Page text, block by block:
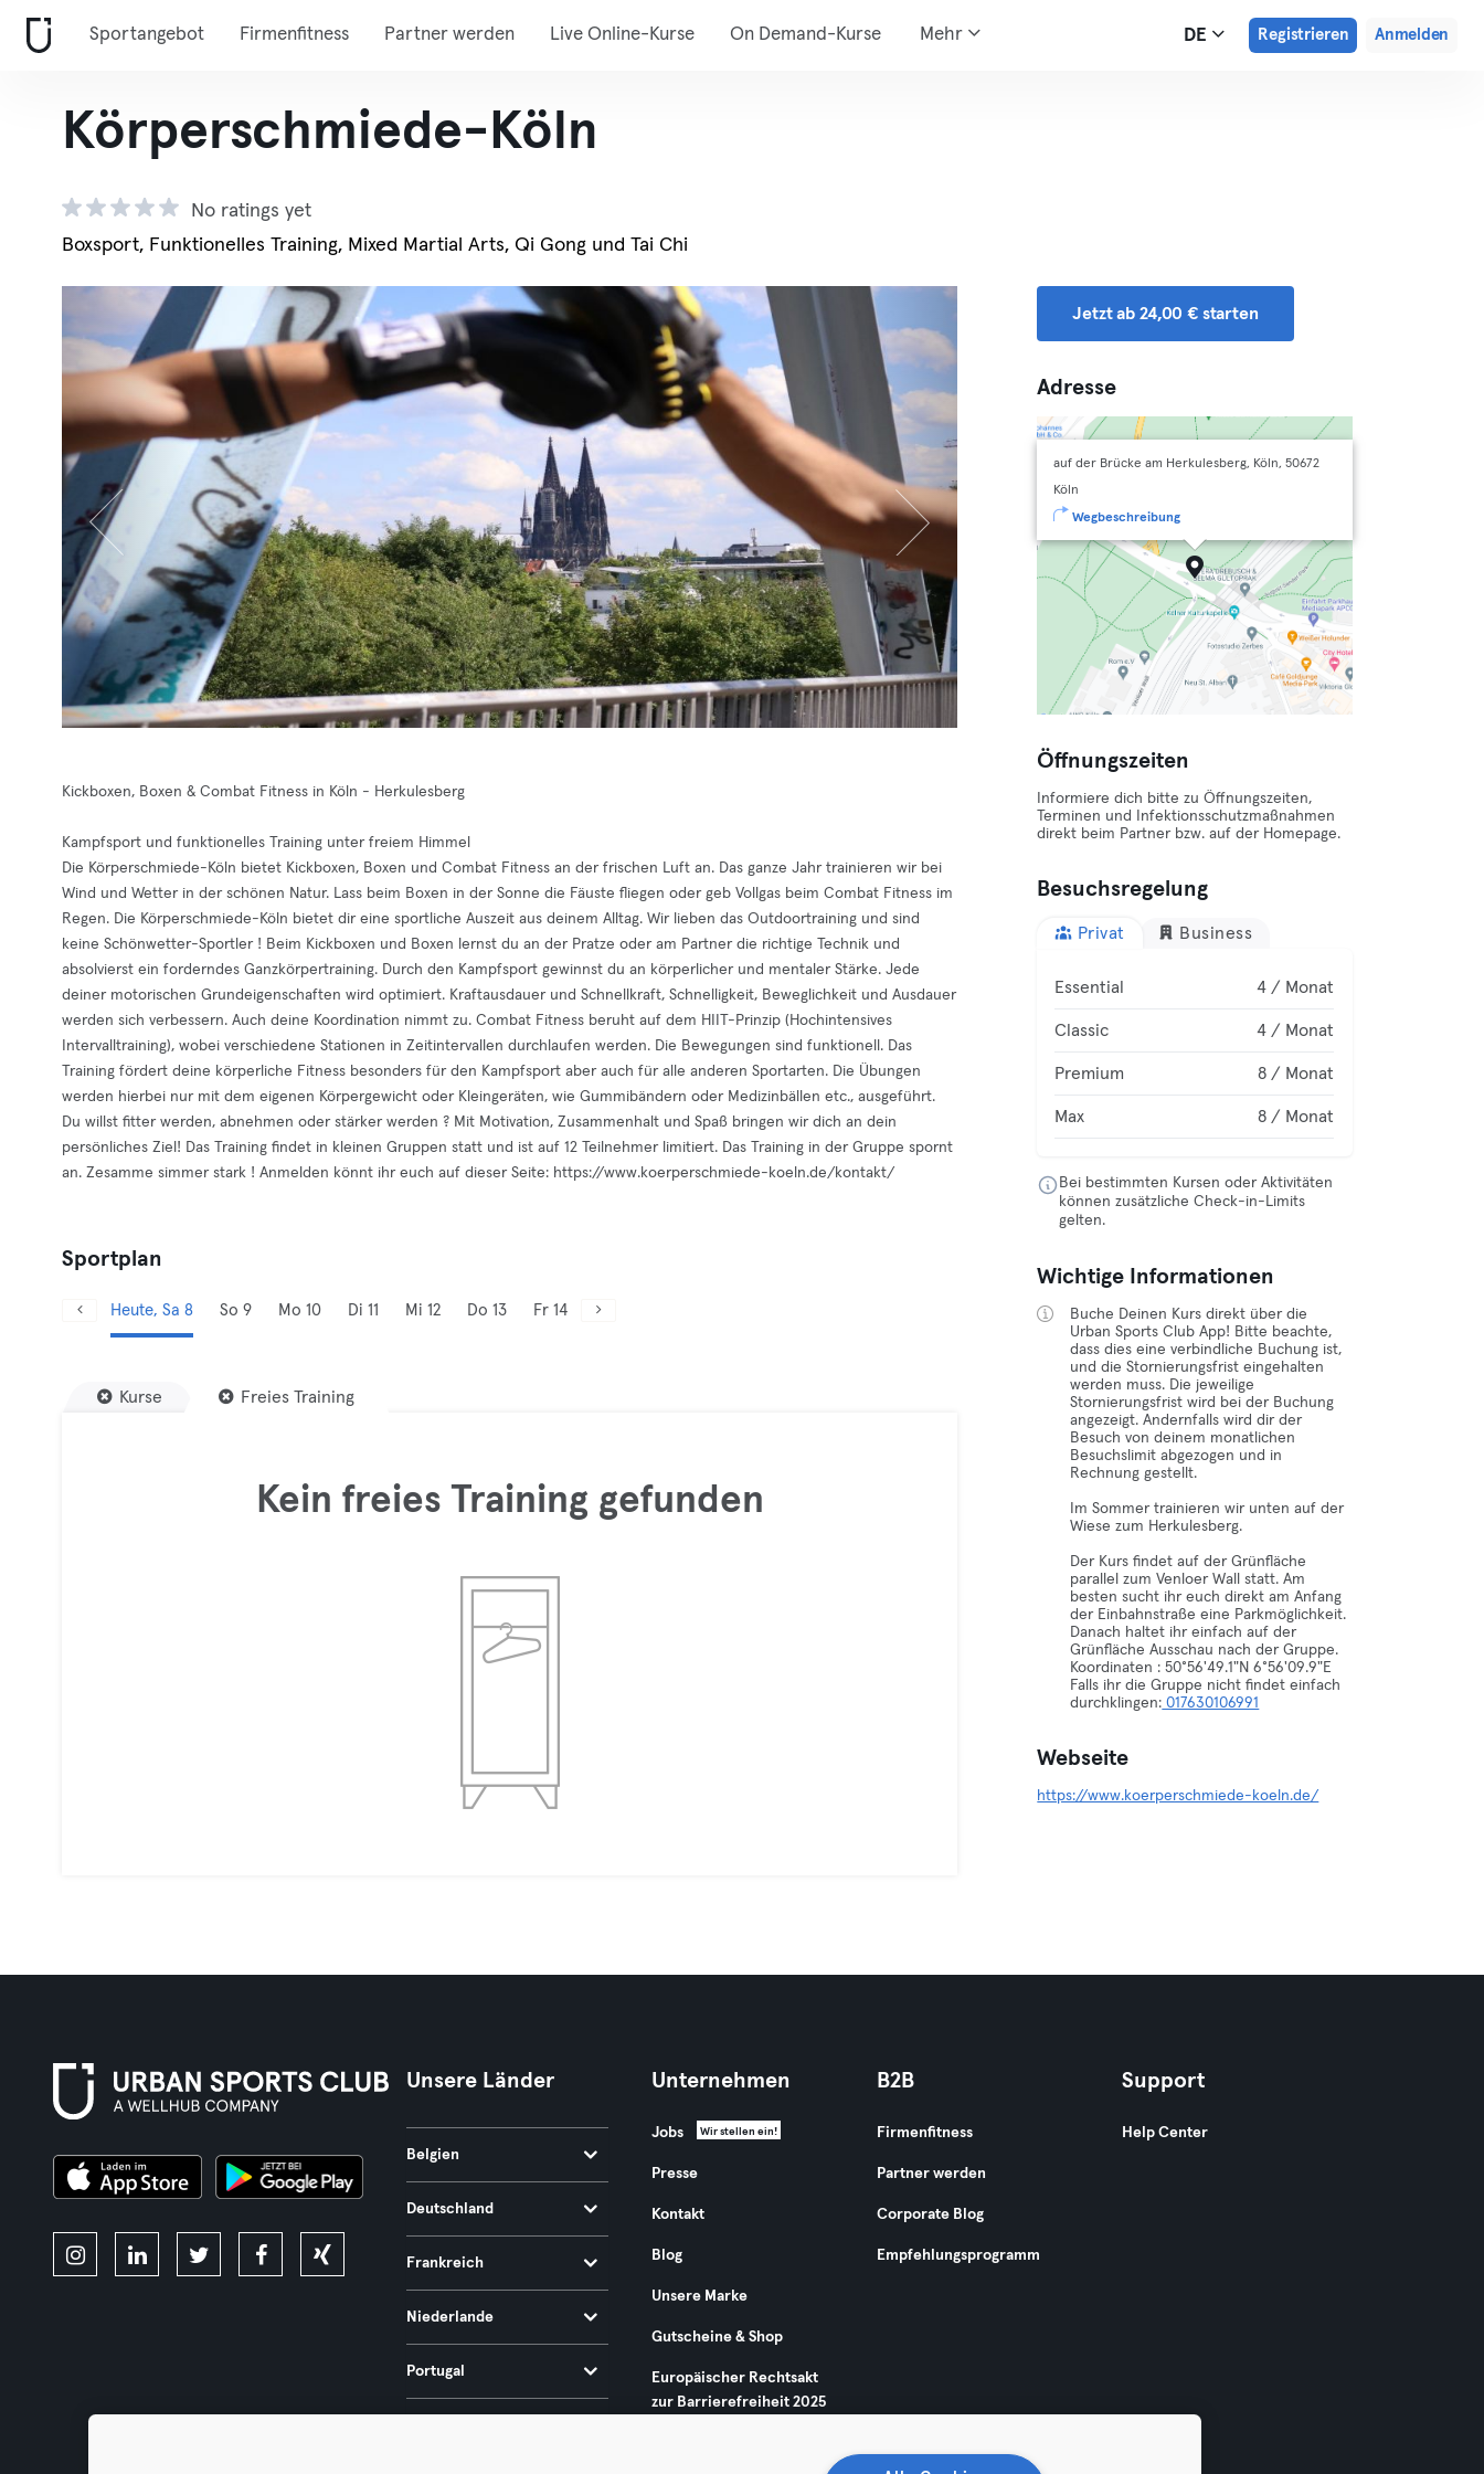
Sportangebot Firmenfitness Partner werden Live Online-Kurse On Demand-Kurse Mehr DE Registrieren Anmelden
Körperschmiede-Köln
No ratings yet
Boxsport, Funktionelles Training, Mixed Martial Arts, Qi Gong und Tai Chi
Kickboxen, Boxen & Combat Fitness in Köln - Herkulesberg
Kampfsport und funktionelles Training unter freiem Himmel
Die Körperschmiede-Köln bietet Kickboxen, Boxen und Combat Fitness an der frischen Luft an. Das ganze Jahr trainieren wir bei
Wind und Wetter in der schönen Natur. Lass beim Boxen in der Sonne die Fäuste fliegen oder geb Vollgas beim Combat Fitness im
Regen. Die Körperschmiede-Köln bietet dir eine sportliche Auszeit aus deinem Alltag. Wir lieben das Outdoortraining und sind
keine Schönwetter-Sportler ! Beim Kickboxen und Boxen lernst du an der Pratze oder am Partner die richtige Technik und
absolvierst ein forderndes Ganzkörpertraining. Durch den Kampfsport gewinnst du an körperlicher und mentaler Stärke. Jede
deiner motorischen Grundeigenschaften wird optimiert. Kraftausdauer und Schnellkraft, Schnelligkeit, Beweglichkeit und Ausdauer
werden sich verbessern. Auch deine Koordination nimmt zu. Combat Fitness beruht auf dem HIIT-Prinzip (Hochintensives
Intervalltraining), wobei verschiedene Stationen in Zeitintervallen durchlaufen werden. Die Bewegungen sind funktionell. Das
Training fördert deine körperliche Fitness besonders für den Kampfsport aber auch für alle anderen Sportarten. Die Übungen
werden hierbei nur mit dem eigenen Körpergewicht oder Kleingeräten, wie Gummibändern oder Medizinbällen etc., ausgeführt.
Du willst fitter werden, abnehmen oder stärker werden ? Mit Motivation, Zusammenhalt und Spaß bringen wir dich an dein
persönliches Ziel! Das Training findet in kleinen Gruppen statt und ist auf 12 Teilnehmer limitiert. Das Training in der Gruppe spornt
an. Zesamme simmer stark ! Anmelden könnt ihr euch auf dieser Seite: https://www.koerperschmiede-koeln.de/kontakt/
Sportplan
Heute, Sa 8 So 9 Mo 10 Di 11 Mi 12 Do 13 Fr 14
Kurse Freies Training
Kein freies Training gefunden
Jetzt ab 24,00 € starten
Adresse
auf der Brücke am Herkulesberg, Köln, 50672
Köln
Wegbeschreibung
Öffnungszeiten
Informiere dich bitte zu Öffnungszeiten,
Terminen und Infektionsschutzmaßnahmen
direkt beim Partner bzw. auf der Homepage.
Besuchsregelung
Privat Business
Essential 4 / Monat
Classic 4 / Monat
Premium 8 / Monat
Max 8 / Monat
Bei bestimmten Kursen oder Aktivitäten
können zusätzliche Check-in-Limits
gelten.
Wichtige Informationen
Buche Deinen Kurs direkt über die
Urban Sports Club App! Bitte beachte,
dass dies eine verbindliche Buchung ist,
und die Stornierungsfrist eingehalten
werden muss. Die jeweilige
Stornierungsfrist wird bei der Buchung
angezeigt. Andernfalls wird dir der
Besuch von deinem monatlichen
Besuchslimit abgezogen und in
Rechnung gestellt.
Im Sommer trainieren wir unten auf der
Wiese zum Herkulesberg.
Der Kurs findet auf der Grünfläche
parallel zum Venloer Wall statt. Am
besten sucht ihr euch direkt am Anfang
der Einbahnstraße eine Parkmöglichkeit.
Danach haltet ihr einfach auf der
Grünfläche Ausschau nach der Gruppe.
Koordinaten : 50°56'49.1"N 6°56'09.9"E
Falls ihr die Gruppe nicht findet einfach
durchklingen: 017630106991
Webseite
https://www.koerperschmiede-koeln.de/
Unsere Länder
Belgien
Deutschland
Frankreich
Niederlande
Portugal
Unternehmen
Jobs Wir stellen ein!
Presse
Kontakt
Blog
Unsere Marke
Gutscheine & Shop
Europäischer Rechtsakt
zur Barrierefreiheit 2025
B2B
Firmenfitness
Partner werden
Corporate Blog
Empfehlungsprogramm
Support
Help Center